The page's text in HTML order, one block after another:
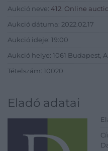
Aukció neve: 412. Online
Aukció dátuma: 2022.02.17
Aukció ideje: 19:00
Aukció helye: 1061 Budapest,
Tételszám: 10020
Eladó adatai